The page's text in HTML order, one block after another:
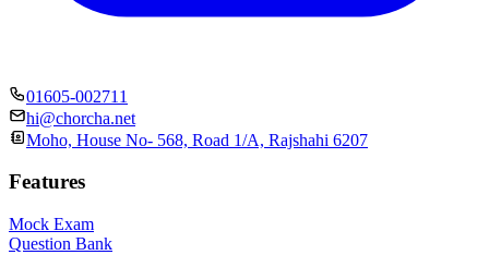
01605-002711
hi@chorcha.net
Moho, House No- 568, Road 1/A, Rajshahi 6207
Features
Mock Exam
Question Bank